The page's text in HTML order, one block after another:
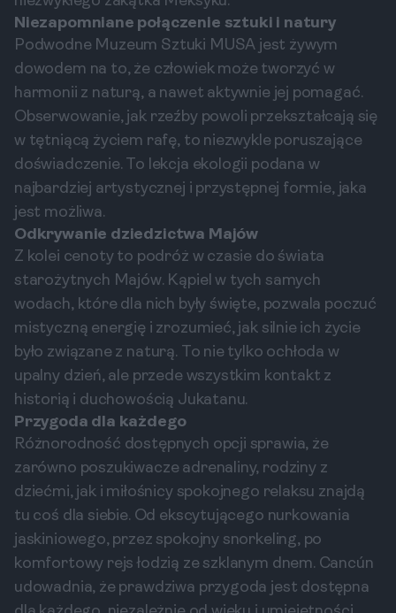
Niezapomniane połączenie sztuki i natury
Podwodne Muzeum Sztuki MUSA jest żywym
dowodem na to, że człowiek może tworzyć w
harmonii z naturą, a nawet aktywnie jej pomagać.
Obserwowanie, jak rzeźby powoli przekształcają się
w tętniącą życiem rafę, to niezwykle poruszające
doświadczenie. To lekcja ekologii podana w
najbardziej artystycznej i przystępnej formie, jaka
jest możliwa.
Odkrywanie dziedzictwa Majów
Z kolei cenoty to podróż w czasie do świata
starożytnych Majów. Kąpiel w tych samych
wodach, które dla nich były święte, pozwala poczuć
mistyczną energię i zrozumieć, jak silnie ich życie
było związane z naturą. To nie tylko ochłoda w
upalny dzień, ale przede wszystkim kontakt z
historią i duchowością Jukatanu.
Przygoda dla każdego
Różnorodność dostępnych opcji sprawia, że
zarówno poszukiwacze adrenaliny, rodziny z
dziećmi, jak i miłośnicy spokojnego relaksu znajdą
tu coś dla siebie. Od ekscytującego nurkowania
jaskiniowego, przez spokojny snorkeling, po
komfortowy rejs łodzią ze szklanym dnem. Cancún
udowadnia, że prawdziwa przygoda jest dostępna